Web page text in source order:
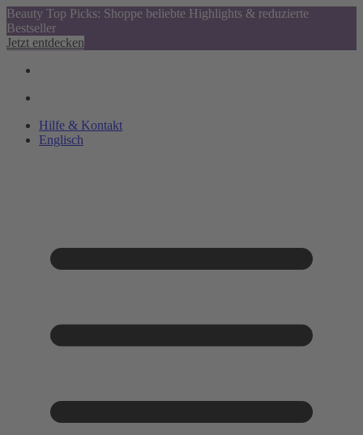
Beauty Top Picks: Shoppe beliebte Highlights & reduzierte
Bestseller
Jetzt entdecken
Hilfe & Kontakt
Englisch